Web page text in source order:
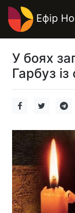
Ефір
У боях
Гарбуз